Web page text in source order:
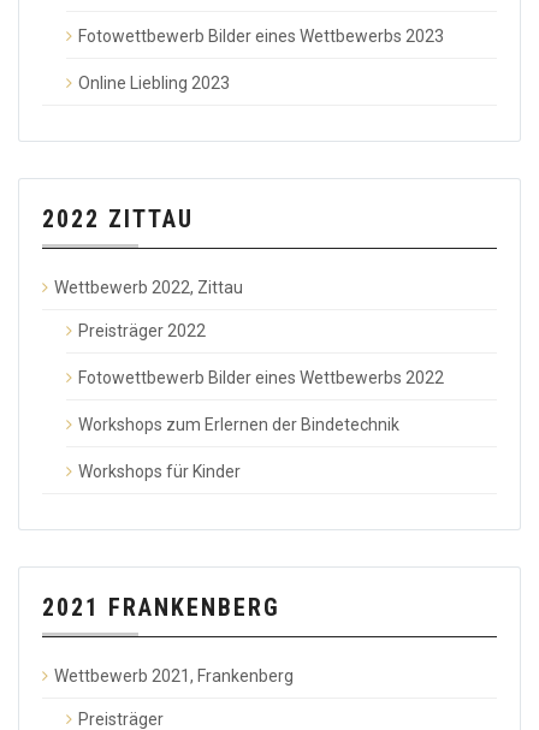
Fotowettbewerb Bilder eines Wettbewerbs 2023
Online Liebling 2023
2022 ZITTAU
Wettbewerb 2022, Zittau
Preisträger 2022
Fotowettbewerb Bilder eines Wettbewerbs 2022
Workshops zum Erlernen der Bindetechnik
Workshops für Kinder
2021 FRANKENBERG
Wettbewerb 2021, Frankenberg
Preisträger